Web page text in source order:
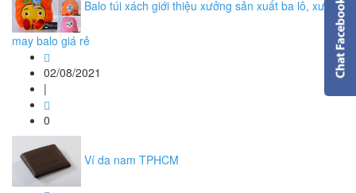
Balo túi xách giới thiệu xưởng sản xuất ba lô, xưởng
may balo giá rẻ
02/08/2021
|
0
Ví da nam TPHCM